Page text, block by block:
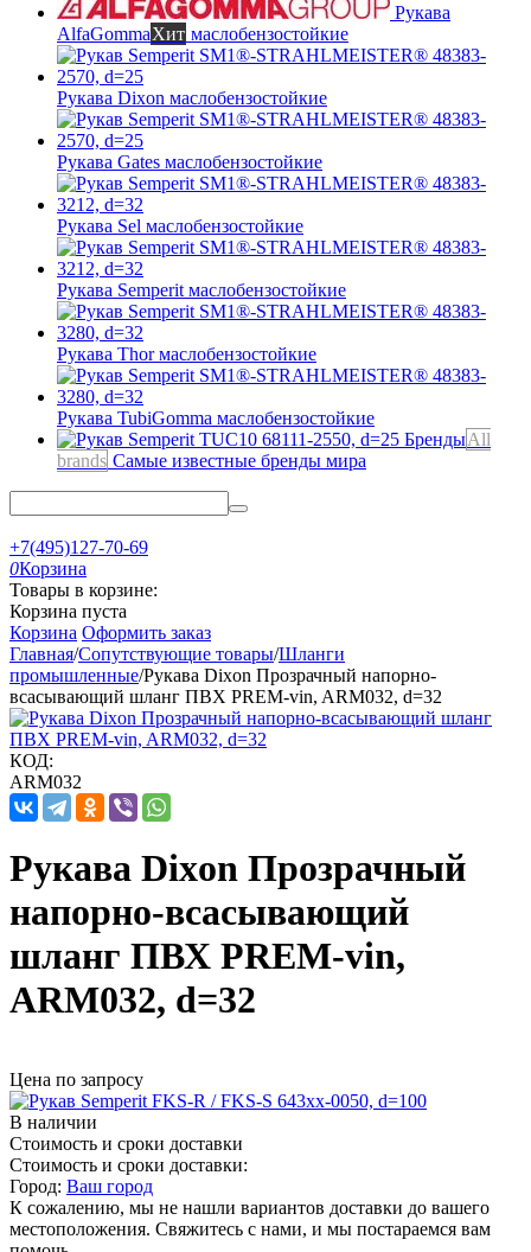
Рукава
AlfaGommaХит маслобензостойкие
Рукава Dixon маслобензостойкие
Рукава Gates маслобензостойкие
Рукава Sel маслобензостойкие
Рукава Semperit маслобензостойкие
Рукава Thorмаслобензостойкие
Рукава TubiGomma маслобензостойкие
БрендыAll
brands Самые известные бренды мира
+7(495)127-70-69
0Корзина
Товары в корзине:
Корзина пуста
Корзина Оформить заказ
Главная/Сопутствующие товары/Шланги
промышленные/Рукава Dixon Прозрачный напорно-
всасывающий шланг ПВХ PREM-vin, ARM032, d=32
КОД:
ARM032
Рукава Dixon Прозрачный
напорно-всасывающий
шланг ПВХ PREM-vin,
ARM032, d=32
Цена по запросу
В наличии
Стоимость и сроки доставки
Стоимость и сроки доставки:
Город: Ваш город
К сожалению, мы не нашли вариантов доставки до вашего
местоположения. Свяжитесь с нами, и мы постараемся вам